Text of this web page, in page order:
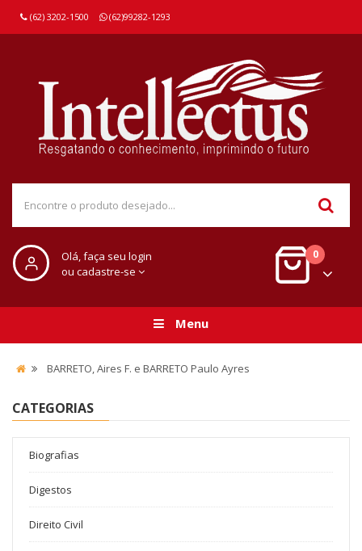
(62) 3202-1500 (62)99282-1293
Olá, faça seu login
ou cadastre-se
0
Menu
BARRETO, Aires F. e BARRETO Paulo Ayres
CATEGORIAS
Biografias
Digestos
Direito Civil